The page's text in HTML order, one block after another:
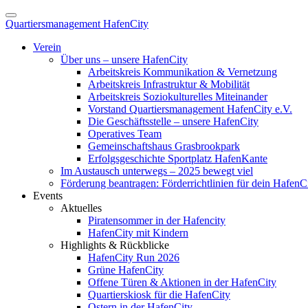
Quartiersmanagement HafenCity
Verein
Über uns – unsere HafenCity
Arbeitskreis Kommunikation & Vernetzung
Arbeitskreis Infrastruktur & Mobilität
Arbeitskreis Soziokulturelles Miteinander
Vorstand Quartiersmanagement HafenCity e.V.
Die Geschäftsstelle – unsere HafenCity
Operatives Team
Gemeinschaftshaus Grasbrookpark
Erfolgsgeschichte Sportplatz HafenKante
Im Austausch unterwegs – 2025 bewegt viel
Förderung beantragen: Förderrichtlinien für dein
Events
Aktuelles
Piratensommer in der Hafencity
HafenCity mit Kindern
Highlights & Rückblicke
HafenCity Run 2026
Grüne HafenCity
Offene Türen & Aktionen in der HafenCity
Quartierskiosk für die HafenCity